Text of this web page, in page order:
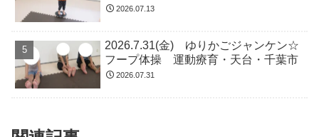
2026.07.13
2026.7.31(金) ゆりかごジャンケン☆
フープ体操 運動療育・天台・千葉市
2026.07.31